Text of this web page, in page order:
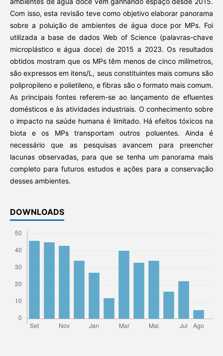
Com isso, esta revisão teve como objetivo elaborar panorama
sobre a poluição de ambientes de água doce por MPs. Foi
utilizada a base de dados Web of Science (palavras-chave
microplástico e água doce) de 2015 a 2023. Os resultados
obtidos mostram que os MPs têm menos de cinco milímetros,
são expressos em itens/L, seus constituintes mais comuns são
polipropileno e polietileno, e fibras são o formato mais comum.
As principais fontes referem-se ao lançamento de efluentes
domésticos e às atividades industriais. O conhecimento sobre
o impacto na saúde humana é limitado. Há efeitos tóxicos na
biota e os MPs transportam outros poluentes. Ainda é
necessário que as pesquisas avancem para preencher
lacunas observadas, para que se tenha um panorama mais
completo para futuros estudos e ações para a conservação
desses ambientes.
DOWNLOADS